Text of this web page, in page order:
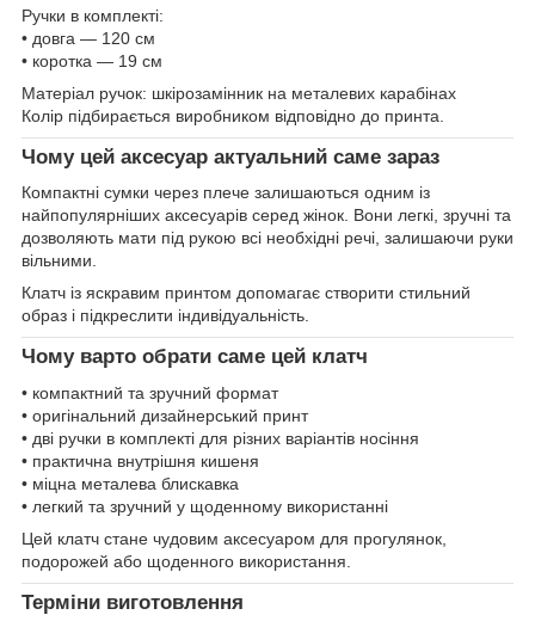
Ручки в комплекті:
• довга — 120 см
• коротка — 19 см
Матеріал ручок: шкірозамінник на металевих карабінах
Колір підбирається виробником відповідно до принта.
Чому цей аксесуар актуальний саме зараз
Компактні сумки через плече залишаються одним із
найпопулярніших аксесуарів серед жінок. Вони легкі, зручні та
дозволяють мати під рукою всі необхідні речі, залишаючи руки
вільними.
Клатч із яскравим принтом допомагає створити стильний
образ і підкреслити індивідуальність.
Чому варто обрати саме цей клатч
• компактний та зручний формат
• оригінальний дизайнерський принт
• дві ручки в комплекті для різних варіантів носіння
• практична внутрішня кишеня
• міцна металева блискавка
• легкий та зручний у щоденному використанні
Цей клатч стане чудовим аксесуаром для прогулянок,
подорожей або щоденного використання.
Терміни виготовлення